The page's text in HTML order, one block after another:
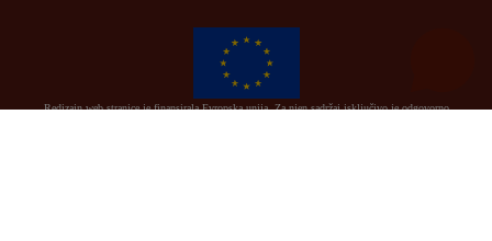
Redizajn web stranice je finansirala Evropska unija. Za njen sadržaj isključivo je odgovorno